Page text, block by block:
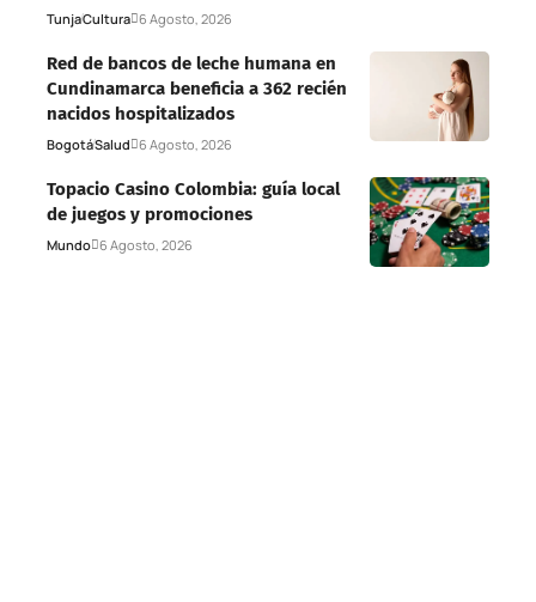
TunjaCultura 6 Agosto, 2026
Red de bancos de leche humana en
Cundinamarca beneficia a 362 recién
nacidos hospitalizados
BogotáSalud 6 Agosto, 2026
Topacio Casino Colombia: guía local
de juegos y promociones
Mundo 6 Agosto, 2026